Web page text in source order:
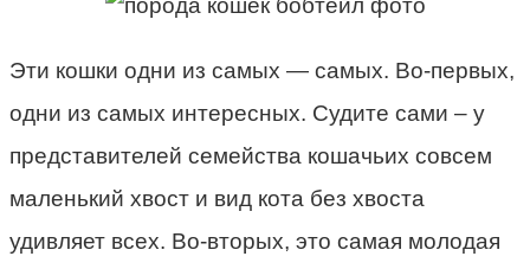
Эти кошки одни из самых — самых. Во-первых,
одни из самых интересных. Судите сами – у
представителей семейства кошачьих совсем
маленький хвост и вид кота без хвоста
удивляет всех. Во-вторых, это самая молодая